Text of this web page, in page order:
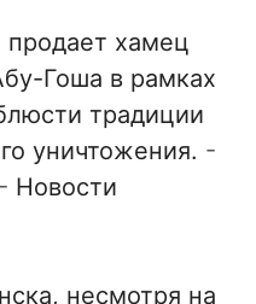
хамец
Гоша в рамках
традиции
уничтожения. -
- Новости
несмотря на